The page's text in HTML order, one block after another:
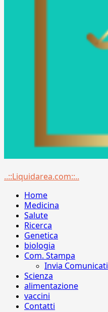
Menu
..::Liquidarea.com::..
Home
Medicina
Salute
Ricerca
Genetica
biologia
Com. Stampa
Invia Comunicati
Scienza
alimentazione
vaccini
Contatti